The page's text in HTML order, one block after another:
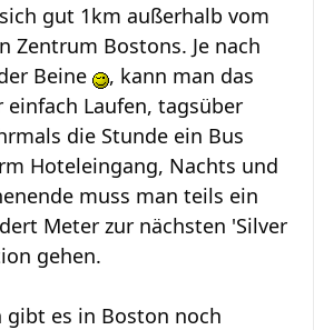
gut 1km außerhalb vom
Zentrum Bostons. Je nach
Beine
, kann man das
einfach Laufen, tagsüber
die Stunde ein Bus
Hoteleingang, Nachts und
muss man teils ein
Meter zur nächsten 'Silver
gehen.
gibt es in Boston noch